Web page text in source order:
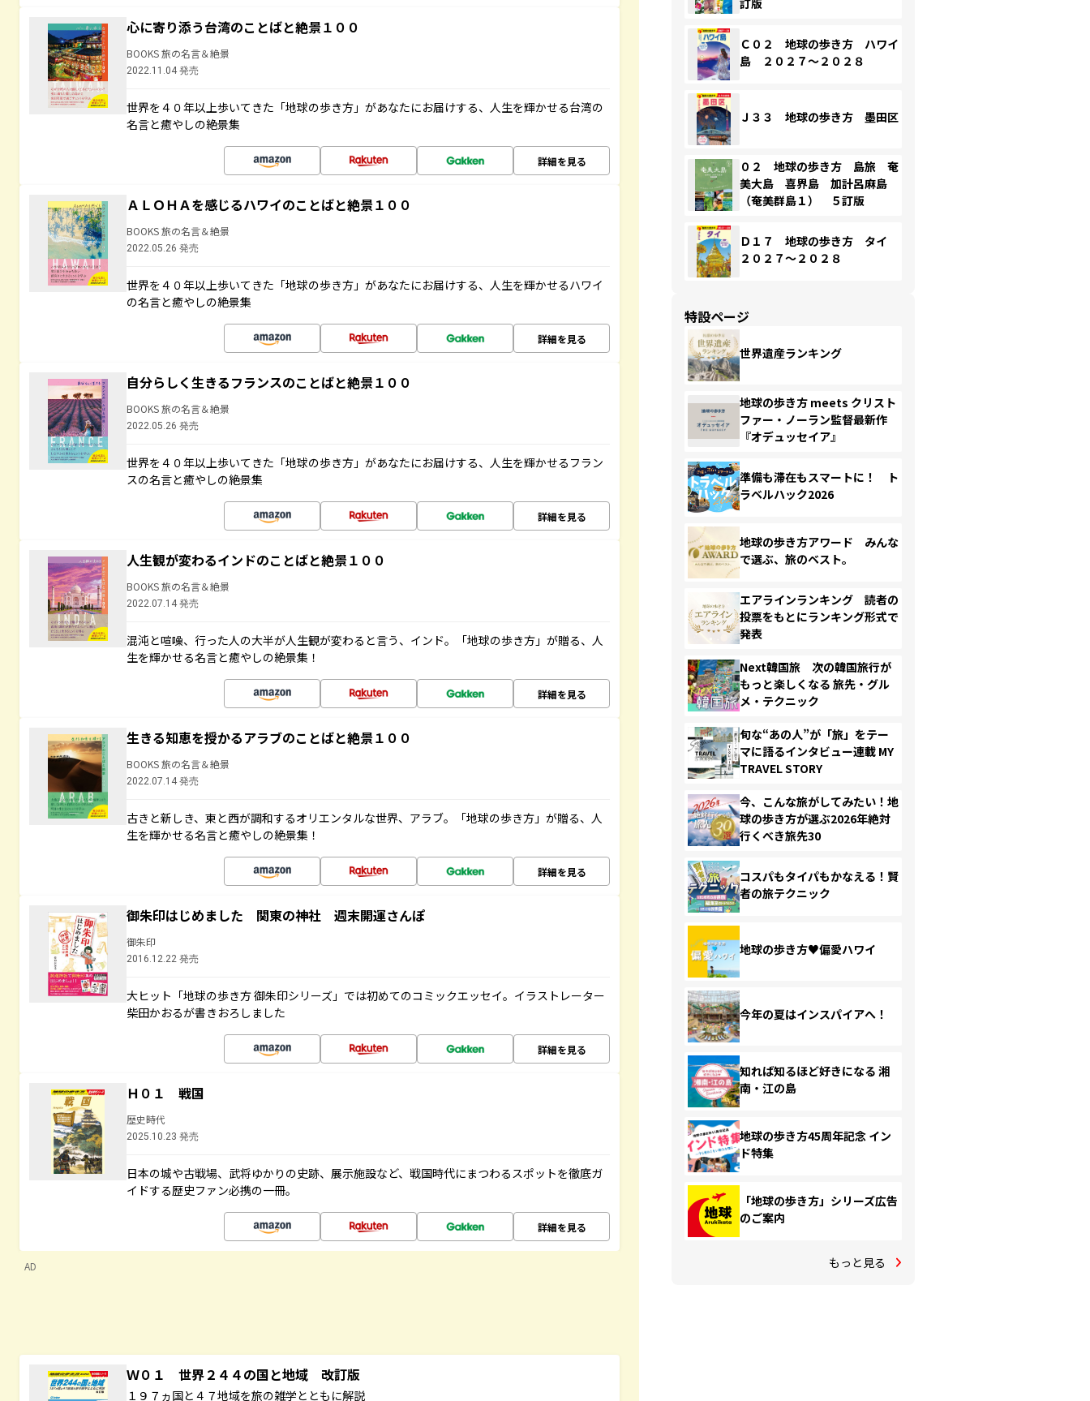
心に寄り添う台湾のことばと絶景１００
BOOKS 旅の名言＆絶景
2022.11.04 発売
世界を４０年以上歩いてきた「地球の歩き方」があなたにお届けする、人生を輝かせる台湾の
名言と癒やしの絶景集
詳細を見る
ＡＬＯＨＡを感じるハワイのことばと絶景１００
BOOKS 旅の名言＆絶景
2022.05.26 発売
世界を４０年以上歩いてきた「地球の歩き方」があなたにお届けする、人生を輝かせるハワイ
の名言と癒やしの絶景集
詳細を見る
自分らしく生きるフランスのことばと絶景１００
BOOKS 旅の名言＆絶景
2022.05.26 発売
世界を４０年以上歩いてきた「地球の歩き方」があなたにお届けする、人生を輝かせるフラン
スの名言と癒やしの絶景集
詳細を見る
人生観が変わるインドのことばと絶景１００
BOOKS 旅の名言＆絶景
2022.07.14 発売
混沌と喧噪、行った人の大半が人生観が変わると言う、インド。「地球の歩き方」が贈る、人
生を輝かせる名言と癒やしの絶景集！
詳細を見る
生きる知恵を授かるアラブのことばと絶景１００
BOOKS 旅の名言＆絶景
2022.07.14 発売
古きと新しき、東と西が調和するオリエンタルな世界、アラブ。「地球の歩き方」が贈る、人
生を輝かせる名言と癒やしの絶景集！
詳細を見る
御朱印はじめました 関東の神社 週末開運さんぽ
御朱印
2016.12.22 発売
大ヒット「地球の歩き方 御朱印シリーズ」では初めてのコミックエッセイ。イラストレーター
柴田かおるが書きおろしました
詳細を見る
Ｈ０１ 戦国
歴史時代
2025.10.23 発売
日本の城や古戦場、武将ゆかりの史跡、展示施設など、戦国時代にまつわるスポットを徹底ガ
イドする歴史ファン必携の一冊。
詳細を見る
AD
Ｗ０１ 世界２４４の国と地域 改訂版
１９７ヵ国と４７地域を旅の雑学とともに解説
Ｃ０２ 地球の歩き方 ハワイ
島 ２０２７～２０２８
Ｊ３３ 地球の歩き方 墨田区
０２ 地球の歩き方 島旅 奄
美大島 喜界島 加計呂麻島
（奄美群島１） ５訂版
Ｄ１７ 地球の歩き方 タイ
２０２７～２０２８
特設ページ
世界遺産ランキング
地球の歩き方 meets クリスト
ファー・ノーラン監督最新作
『オデュッセイア』
準備も滞在もスマートに！ ト
ラベルハック2026
地球の歩き方アワード みんな
で選ぶ、旅のベスト。
エアラインランキング 読者の
投票をもとにランキング形式で
発表
Next韓国旅 次の韓国旅行が
もっと楽しくなる 旅先・グル
メ・テクニック
旬な“あの人”が「旅」をテー
マに語るインタビュー連載 MY
TRAVEL STORY
今、こんな旅がしてみたい！地
球の歩き方が選ぶ2026年絶対
行くべき旅先30
コスパもタイパもかなえる！賢
者の旅テクニック
地球の歩き方♥偏愛ハワイ
今年の夏はインスパイアへ！
知れば知るほど好きになる 湘
南・江の島
地球の歩き方45周年記念 イン
ド特集
「地球の歩き方」シリーズ広告
のご案内
もっと見る